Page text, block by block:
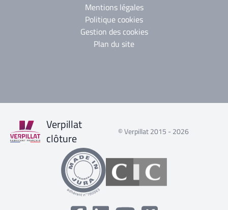
Mentions légales
Politique cookies
Gestion des cookies
Plan du site
Verpillat
clôture
© Verpillat 2015 - 2026